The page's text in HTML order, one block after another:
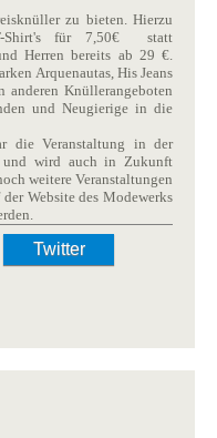
zu bieten. Hierzu
Shirt's für 7,50€ statt
Herren bereits ab 29 €.
Arquenautas, His Jeans
Knüllerangeboten
und Neugierige in die
die Veranstaltung in der
und wird auch in Zukunft
weitere Veranstaltungen
Website des Modewerks
Twitter